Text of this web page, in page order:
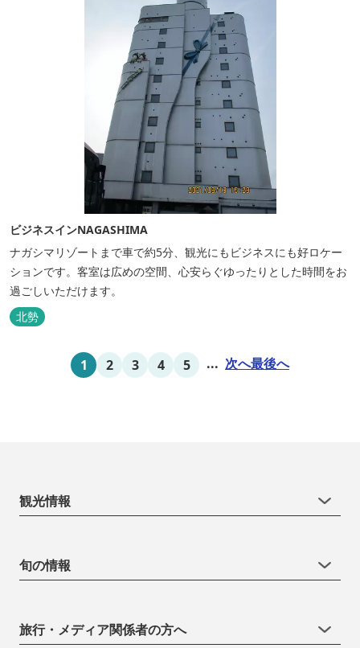
ビジネスインNAGASHIMA
ナガシマリゾートまで車で約5分、観光にもビジネスにも好ロケー
ションです。客室は広めの空間、心安らぐゆったりとした時間をお
過ごしいただけます。
北勢
1 2 3 4 5 ... 次へ最後へ
観光情報
旬の情報
旅行・メディア関係者の方へ